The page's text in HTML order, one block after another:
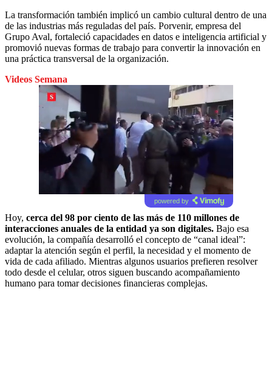
La transformación también implicó un cambio cultural dentro de una
de las industrias más reguladas del país. Porvenir, empresa del
Grupo Aval, fortaleció capacidades en datos e inteligencia artificial y
promovió nuevas formas de trabajo para convertir la innovación en
una práctica transversal de la organización.
Videos Semana
powered by
Hoy, cerca del 98 por ciento de las más de 110 millones de
interacciones anuales de la entidad ya son digitales. Bajo esa
evolución, la compañía desarrolló el concepto de “canal ideal”:
adaptar la atención según el perfil, la necesidad y el momento de
vida de cada afiliado. Mientras algunos usuarios prefieren resolver
todo desde el celular, otros siguen buscando acompañamiento
humano para tomar decisiones financieras complejas.